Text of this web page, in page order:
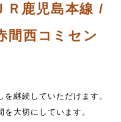
Ｒ鹿児島本線 /
間西コミセン
継続していただけます。
大切にしています。